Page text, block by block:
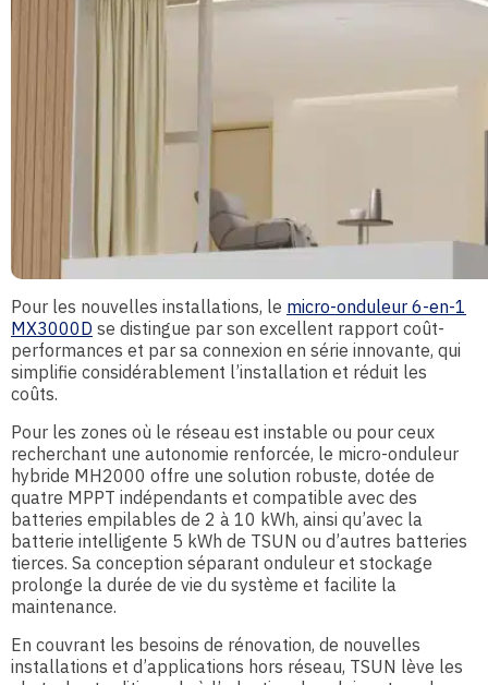
Pour les nouvelles installations, le micro-onduleur 6-en-1
MX3000D se distingue par son excellent rapport coût-
performances et par sa connexion en série innovante, qui
simplifie considérablement l’installation et réduit les
coûts.
Pour les zones où le réseau est instable ou pour ceux
recherchant une autonomie renforcée, le micro-onduleur
hybride MH2000 offre une solution robuste, dotée de
quatre MPPT indépendants et compatible avec des
batteries empilables de 2 à 10 kWh, ainsi qu’avec la
batterie intelligente 5 kWh de TSUN ou d’autres batteries
tierces. Sa conception séparant onduleur et stockage
prolonge la durée de vie du système et facilite la
maintenance.
En couvrant les besoins de rénovation, de nouvelles
installations et d’applications hors réseau, TSUN lève les